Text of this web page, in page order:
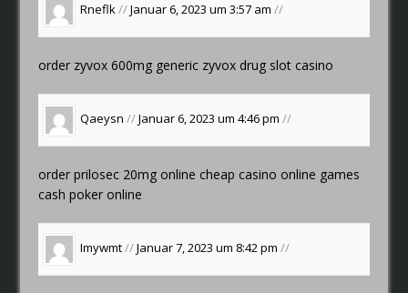
Rneflk//Januar 6, 2023 um 3:57 am//
order zyvox 600mg generic zyvox drug slot casino
Qaeysn //Januar 6, 2023 um 4:46 pm//
order prilosec 20mg online cheapcasino online games
cash poker online
Imywmt//Januar 7, 2023 um 8:42 pm//